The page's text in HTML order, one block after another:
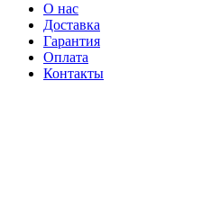
О нас
Доставка
Гарантия
Оплата
Контакты